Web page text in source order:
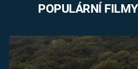
POPULÁRNÍ